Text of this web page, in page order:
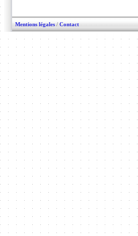
Mentions légales / Contact